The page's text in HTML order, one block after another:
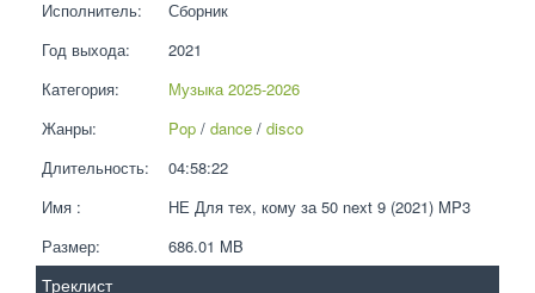
Исполнитель:
Сборник
Год выхода:
2021
Категория:
Музыка 2025-2026
Жанры:
Pop / dance / disco
Длительность:
04:58:22
Имя :
НЕ Для тех, кому за 50 next 9 (2021) MP3
Размер:
686.01 MB
Треклист